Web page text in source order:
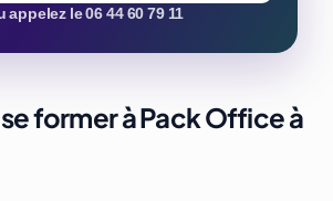
appelez le 06 44 60 79 11
former à Pack Office à